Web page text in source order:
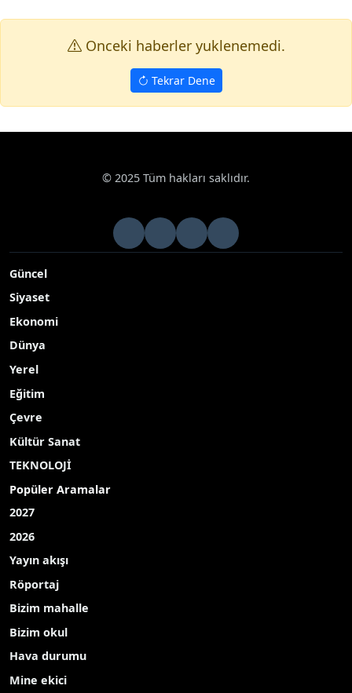
Onceki haberler yuklenemedi.
Tekrar Dene
© 2025 Tüm hakları saklıdır.
Güncel
Siyaset
Ekonomi
Dünya
Yerel
Eğitim
Çevre
Kültür Sanat
TEKNOLOJİ
Popüler Aramalar
2027
2026
Yayın akışı
Röportaj
Bizim mahalle
Bizim okul
Hava durumu
Mine ekici